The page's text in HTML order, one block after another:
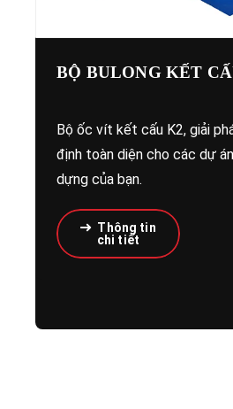
BỘ BULONG KẾT
Bộ ốc vít kết cấu K2, giải
định toàn diện cho các dự
dựng của bạn.
Thông tin
chi tiết